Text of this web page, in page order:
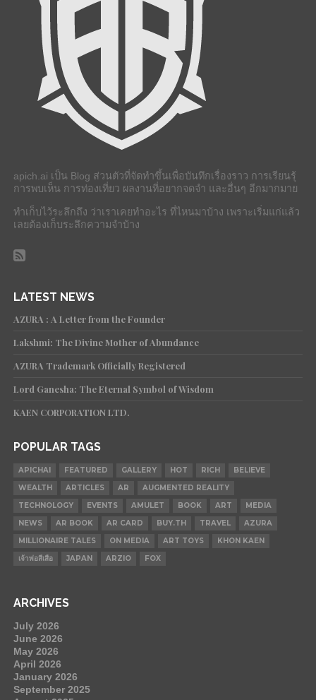
apich.ai เป็น Blog ส่วนตัวที่จัดทำขึ้นเพื่อบันทึกเรื่องราว การเรียนรุ้
การพบเห็น การท่องเที่ยว ผลงานที่อยากจดจำ และอื่นๆ อีกมากมาย
ทำเก็บไว้ระลึกถึง ว่าเราเคยทำอะไร ที่ไหนมาบ้าง เพราะเริ่มแก่แล้ว
เลยต้องเก็บระลึกความจำบ้าง
LATEST NEWS
AZURA : A Letter from the Founder
Lakshmi: The Divine Mother of Abundance
AZURA Trademark Officially Registered
Lord Ganesha: The Eternal Symbol of Wisdom
KAEN CORPORATION LTD.
POPULAR TAGS
APICHAI FEATURED GALLERY HOT RICH
BELIEVE
WEALTH
ARTICLES AR
AUGMENTED REALITY
TECHNOLOGY
EVENTS AMULET BOOK ART
MEDIA
NEWS
AR BOOK AR CARD BUY.TH TRAVEL
AZURA
MILLIONAIRE TALES
ON MEDIA ART TOYS
KHON KAEN
เจ้าพ่อสีเสือ
JAPAN ARZIO FOX
ARCHIVES
July 2026
June 2026
May 2026
April 2026
January 2026
September 2025